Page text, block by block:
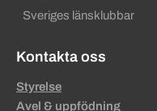
Sveriges länsklubbar
Kontakta oss
Styrelse
Avel & uppfödning